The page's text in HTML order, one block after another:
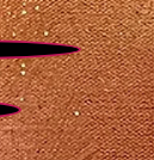
기를 불러일
그림자 하나
킵니다.
한 러브송
며 욕망이
키도록 하